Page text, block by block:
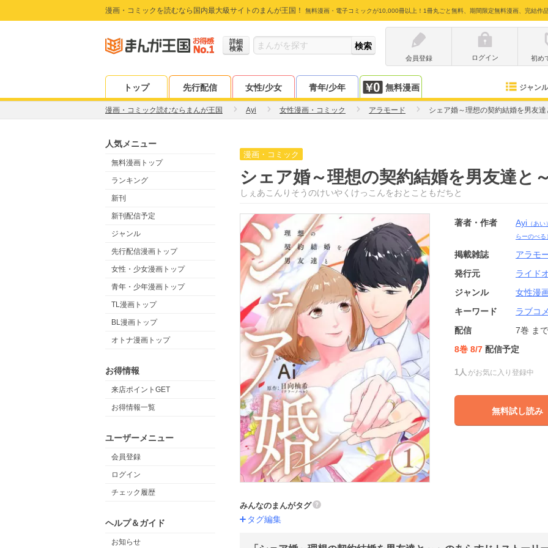
漫画・コミックを読むなら国内最大級サイトのまんが王国！ 無料漫画・電子コミックが10,000冊以上！1冊丸ごと無料、期間限定無料漫画、完結作
詳細
検索
会員登録
ログイン 初め
トップ 先行配信 女性/少女 青年/少年 無料漫画 ジャンル
漫画・コミック読むならまんが王国 Ayi 女性漫画・コミック アラモード シェア婚～理想の契約結婚を男友達
人気メニュー
無料漫画トップ
ランキング
新刊
新刊配信予定
ジャンル
先行配信漫画トップ
女性・少女漫画トップ
青年・少年漫画トップ
TL漫画トップ
BL漫画トップ
オトナ漫画トップ
お得情報
来店ポイントGET
お得情報一覧
ユーザーメニュー
会員登録
ログイン
チェック履歴
ヘルプ＆ガイド
お知らせ
漫画・コミック
シェア婚～理想の契約結婚を男友達と
しぇあこんりそうのけいやくけっこんをおとこともだちと
著者・作者 Ayi （あい）
らーのべる
掲載雑誌
アラモ
発行元
ライド
ジャンル
女性漫
キーワード
ラブコメ
配信
7巻 ま
8巻 8/7 配信予定
1人 がお気に入り登録中
無料試し読み
みんなのまんがタグ
タグ編集